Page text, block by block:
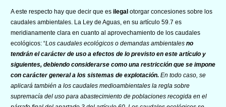
A este respecto hay que decir que es ilegal otorgar concesiones sobre los
caudales ambientales. La Ley de Aguas, en su artículo 59.7 es
meridianamente clara en cuanto al aprovechamiento de los caudales
ecológicos: “Los caudales ecológicos o demandas ambientales no
tendrán el carácter de uso a efectos de lo previsto en este artículo y
siguientes, debiendo considerarse como una restricción que se impone
con carácter general a los sistemas de explotación. En todo caso, se
aplicará también a los caudales medioambientales la regla sobre
supremacía del uso para abastecimiento de poblaciones recogida en el